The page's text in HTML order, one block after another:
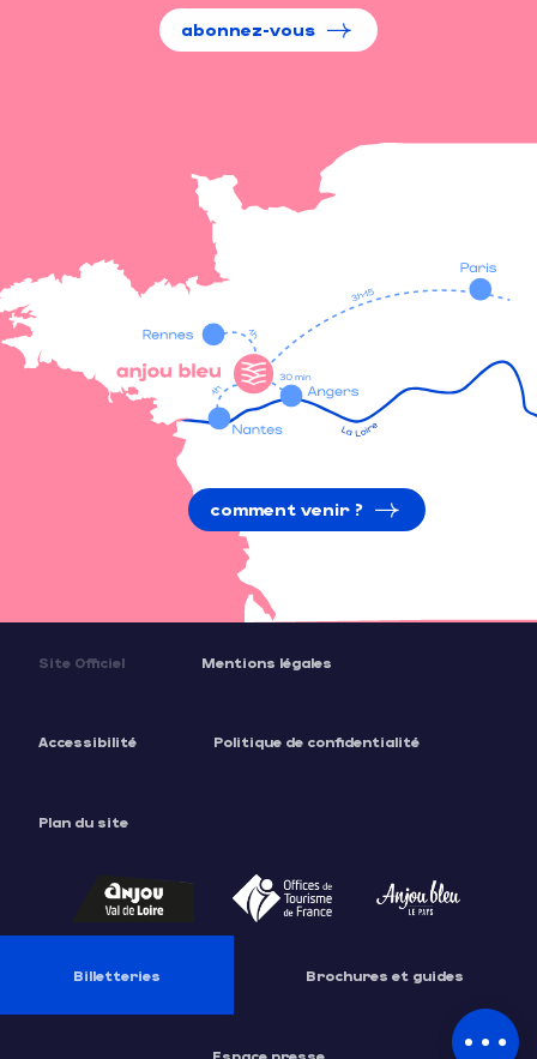
Description
Tarifs
abonnez-vous
comment venir ?
Site Officiel Mentions légales
Accessibilité Politique de confidentialité
Plan du site
Billetteries Brochures et guides
Espace presse